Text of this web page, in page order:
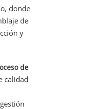
donde
de
y
de
calidad